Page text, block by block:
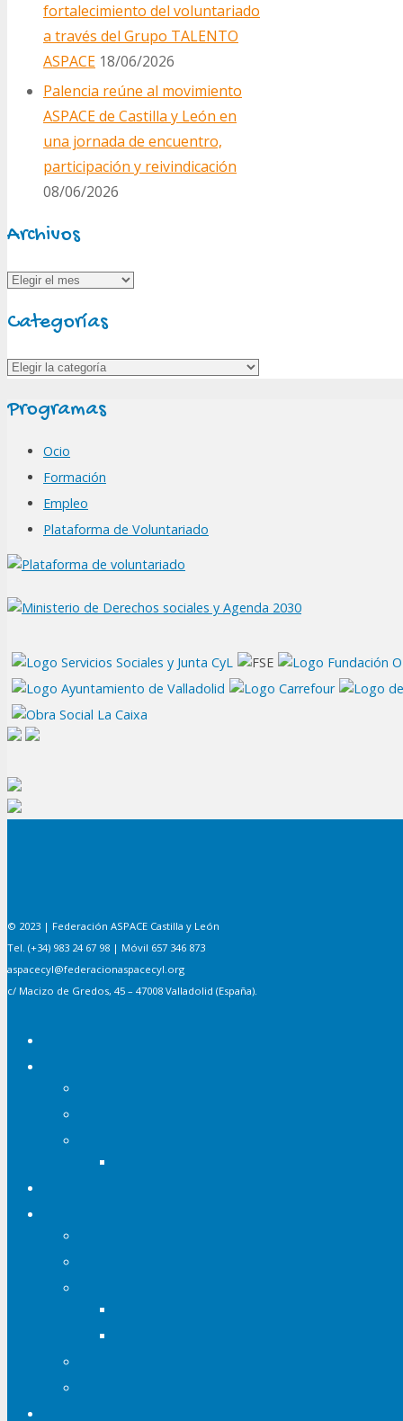
fortalecimiento del voluntariado
a través del Grupo TALENTO
ASPACE 18/06/2026
Palencia reúne al movimiento
ASPACE de Castilla y León en
una jornada de encuentro,
participación y reivindicación
08/06/2026
Archivos
Archivos
Categorías
Categorías
Programas
Ocio
Formación
Empleo
Plataforma de Voluntariado
© 2023 | Federación ASPACE Castilla y León
Tel. (+34) 983 24 67 98 | Móvil 657 346 873
aspacecyl@federacionaspacecyl.org
c/ Macizo de Gredos, 45 – 47008 Valladolid (España).